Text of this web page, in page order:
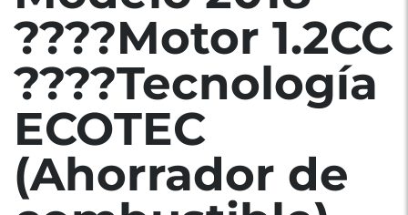
????Motor 1.2CC
????Tecnología
ECOTEC
(Ahorrador de